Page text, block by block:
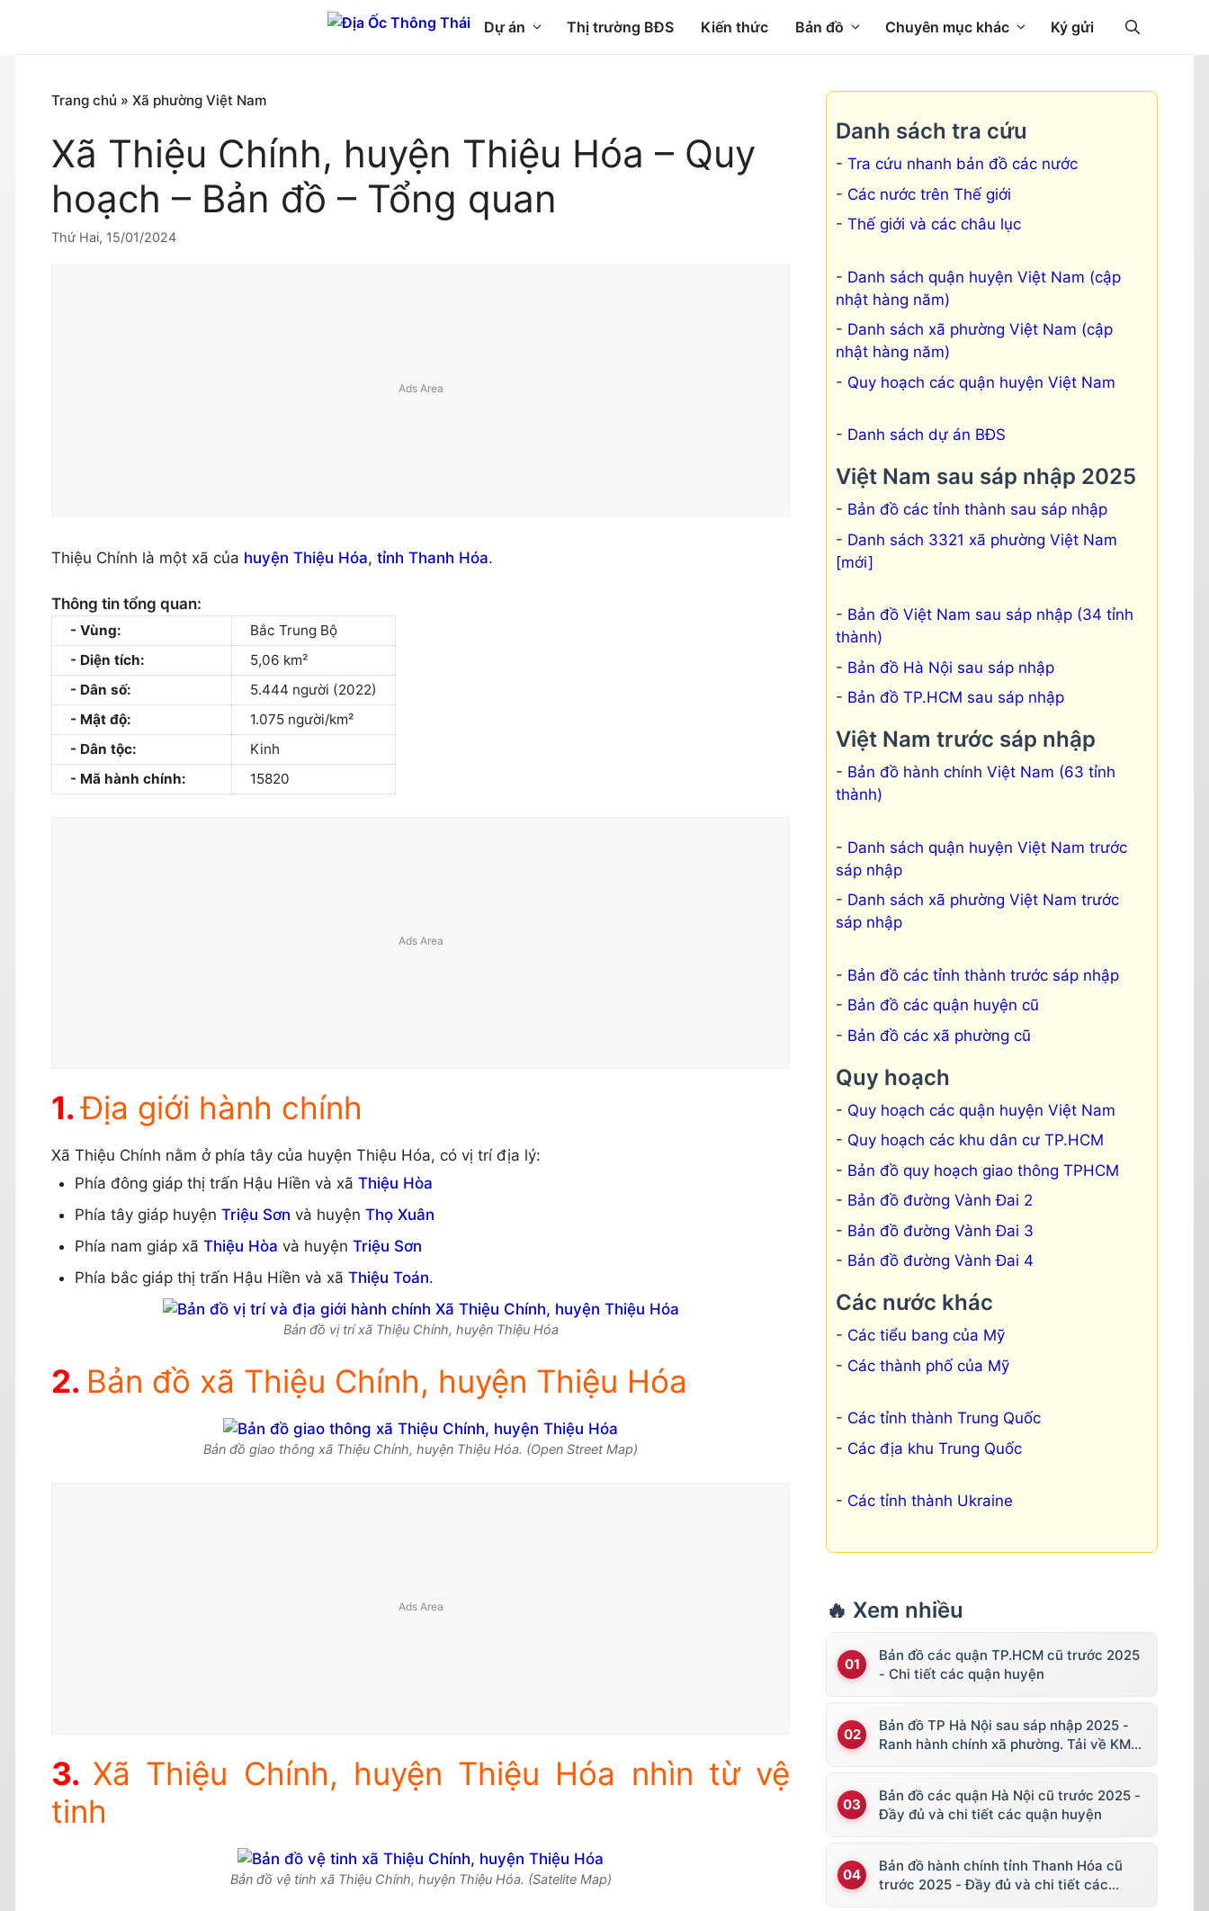
nội
Dự án Thị trường BĐS Kiến thức Bản đồ Chuyên mục khác Ký gửi
Trang chủ » Xã phường Việt Nam
Xã Thiệu Chính, huyện Thiệu Hóa – Quy
hoạch – Bản đồ – Tổng quan
Thứ Hai, 15/01/2024
Thiệu Chính là một xã của huyện Thiệu Hóa, tỉnh Thanh Hóa.
Thông tin tổng quan:
Vùng:
Bắc Trung Bộ
Diện tích:
5,06 km²
Dân số:
5.444 người (2022)
Mật độ:
1.075 người/km²
Dân tộc:
Kinh
Mã hành chính:
15820
Địa giới hành chính
Xã Thiệu Chính nằm ở phía tây của huyện Thiệu Hóa, có vị trí địa lý:
Phía đông giáp thị trấn Hậu Hiền và xã Thiệu Hòa
Phía tây giáp huyện Triệu Sơn và huyện Thọ Xuân
Phía nam giáp xã Thiệu Hòa và huyện Triệu Sơn
Phía bắc giáp thị trấn Hậu Hiền và xã Thiệu Toán.
Bản đồ vị trí xã Thiệu Chính, huyện Thiệu Hóa
Bản đồ xã Thiệu Chính, huyện Thiệu Hóa
Bản đồ giao thông xã Thiệu Chính, huyện Thiệu Hóa. (Open Street Map)
Xã Thiệu Chính, huyện Thiệu Hóa nhìn từ vệ
tinh
Bản đồ vệ tinh xã Thiệu Chính, huyện Thiệu Hóa. (Satelite Map)
Danh sách tra cứu
Tra cứu nhanh bản đồ các nước
Các nước trên Thế giới
Thế giới và các châu lục
Danh sách quận huyện Việt Nam (cập
nhật hàng năm)
Danh sách xã phường Việt Nam (cập
nhật hàng năm)
Quy hoạch các quận huyện Việt Nam
Danh sách dự án BĐS
Việt Nam sau sáp nhập 2025
Bản đồ các tỉnh thành sau sáp nhập
Danh sách 3321 xã phường Việt Nam
[mới]
Bản đồ Việt Nam sau sáp nhập (34 tỉnh
thành)
Bản đồ Hà Nội sau sáp nhập
Bản đồ TP.HCM sau sáp nhập
Việt Nam trước sáp nhập
Bản đồ hành chính Việt Nam (63 tỉnh
thành)
Danh sách quận huyện Việt Nam trước
sáp nhập
Danh sách xã phường Việt Nam trước
sáp nhập
Bản đồ các tỉnh thành trước sáp nhập
Bản đồ các quận huyện cũ
Bản đồ các xã phường cũ
Quy hoạch
Quy hoạch các quận huyện Việt Nam
Quy hoạch các khu dân cư TP.HCM
Bản đồ quy hoạch giao thông TPHCM
Bản đồ đường Vành Đai 2
Bản đồ đường Vành Đai 3
Bản đồ đường Vành Đai 4
Các nước khác
Các tiểu bang của Mỹ
Các thành phố của Mỹ
Các tỉnh thành Trung Quốc
Các địa khu Trung Quốc
Các tỉnh thành Ukraine
🔥 Xem nhiều
Bản đồ các quận TP.HCM cũ trước 2025
- Chi tiết các quận huyện
Bản đồ TP Hà Nội sau sáp nhập 2025 -
Ranh hành chính xã phường. Tải về KML,
Bản đồ các quận Hà Nội cũ trước 2025 -
Đầy đủ và chi tiết các quận huyện
Bản đồ hành chính tỉnh Thanh Hóa cũ
trước 2025 - Đầy đủ và chi tiết các